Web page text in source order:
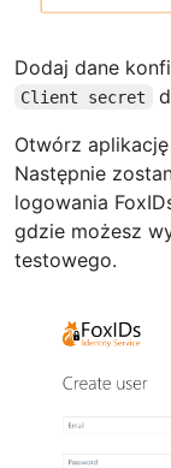
Dodaj dane
Client secret
Otwórz
Następnie
logowania
gdzie możesz
testowego.